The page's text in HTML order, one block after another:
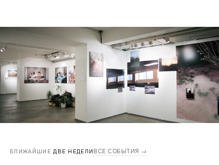
БЛИЖАЙШИЕДВЕ НЕДЕЛИ ВСЕ СОБЫТИЯ →